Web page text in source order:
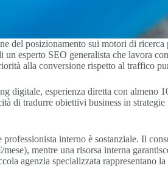
del posizionamento sui motori di
esperto SEO generalista che lavora
alla conversione rispetto al traffico
esperienza diretta con almeno
di tradurre obiettivi business in
professionista interno è sostanziale. Il
mentre una risorsa interna
agenzia specializzata rappresentano